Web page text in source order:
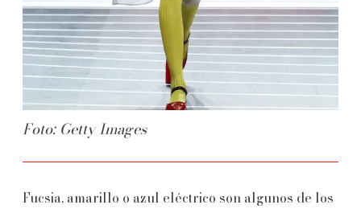
Foto: Getty Images
Fucsia, amarillo o azul eléctrico son algunos de los